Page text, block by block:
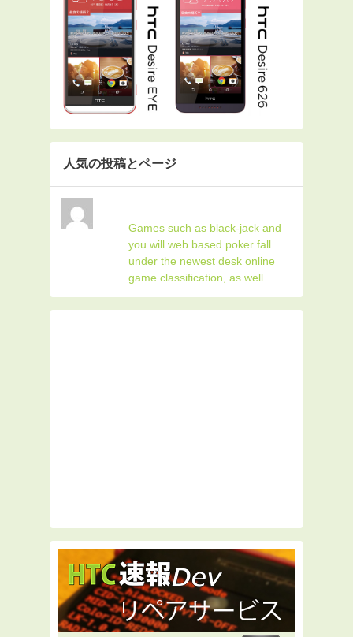
人気の投稿とページ
Games such as black-jack and
you will web based poker fall
under the newest desk online
game classification, as well